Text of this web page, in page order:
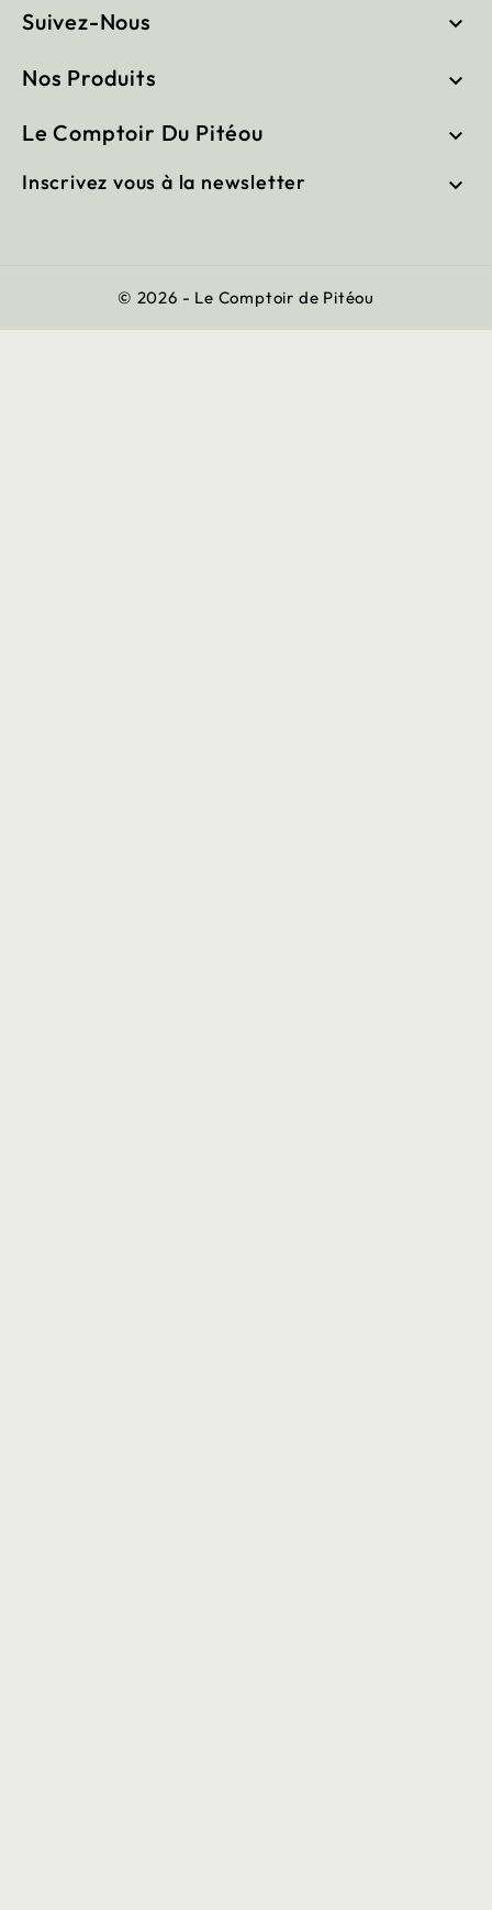
Suivez-Nous 
Nos Produits 
Le Comptoir Du Pitéou 
Inscrivez vous à la newsletter 
© 2026 - Le Comptoir de Pitéou